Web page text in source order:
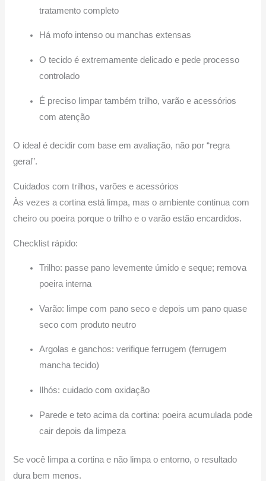
tratamento completo
Há mofo intenso ou manchas extensas
O tecido é extremamente delicado e pede processo
controlado
É preciso limpar também trilho, varão e acessórios
com atenção
O ideal é decidir com base em avaliação, não por “regra
geral”.
Cuidados com trilhos, varões e acessórios
Às vezes a cortina está limpa, mas o ambiente continua com
cheiro ou poeira porque o trilho e o varão estão encardidos.
Checklist rápido:
Trilho: passe pano levemente úmido e seque; remova
poeira interna
Varão: limpe com pano seco e depois um pano quase
seco com produto neutro
Argolas e ganchos: verifique ferrugem (ferrugem
mancha tecido)
Ilhós: cuidado com oxidação
Parede e teto acima da cortina: poeira acumulada pode
cair depois da limpeza
Se você limpa a cortina e não limpa o entorno, o resultado
dura bem menos.